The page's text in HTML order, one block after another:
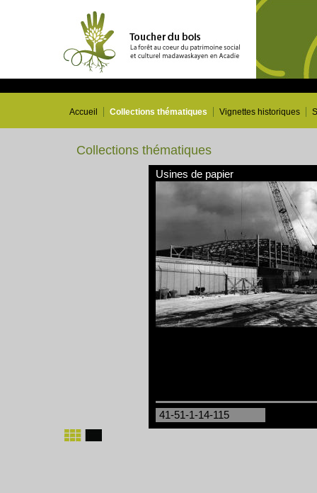
Accueil Collections thématiques Vignettes historiques
Collections thématiques
Usines de papier
41-51-1-14-115